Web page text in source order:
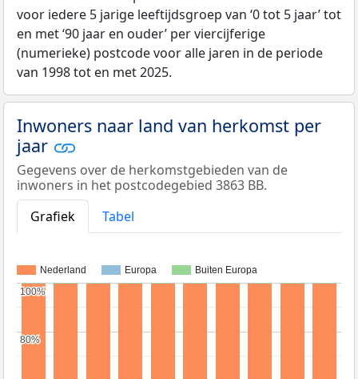
voor iedere 5 jarige leeftijdsgroep van ‘0 tot 5 jaar’ tot
en met ‘90 jaar en ouder’ per viercijferige
(numerieke) postcode voor alle jaren in de periode
van 1998 tot en met 2025.
Inwoners naar land van herkomst per
jaar
Gegevens over de herkomstgebieden van de
inwoners in het postcodegebied 3863 BB.
Grafiek
Tabel
Nederland Europa Buiten Europa
80%
80%
100%
100%